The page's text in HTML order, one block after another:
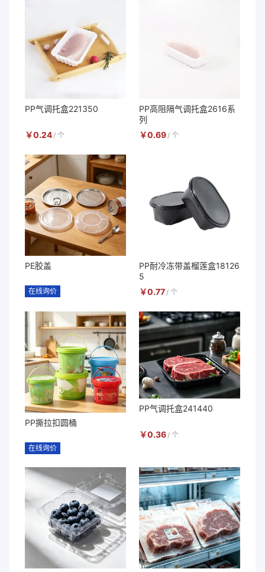
PP气调托盒221350
￥0.24 / 个
PP高阻隔气调托盒2616系
列
￥0.69 / 个
PE胶盖
在线询价
PP耐冷冻带盖榴莲盒18126
5
￥0.77 / 个
PP撕拉扣圆桶
在线询价
PP气调托盒241440
￥0.36 / 个